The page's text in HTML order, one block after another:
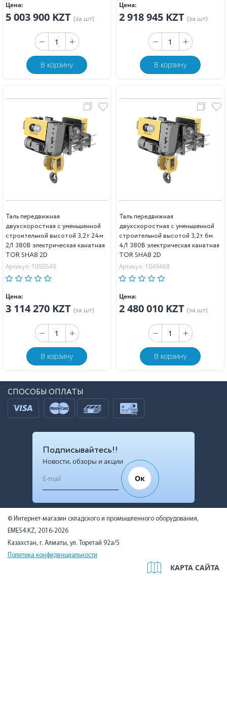
Цена:
5 003 900 KZT (за шт)
В корзину
Цена:
2 918 945 KZT (за шт)
В корзину
Таль передвижная
двухскоростная с уменьшенной
строительной высотой 3,2т 24м
2/1 380В электрическая канатная
TOR SHA8 2D
Артикул: 1050549
Цена:
3 114 270 KZT (за шт)
В корзину
Таль передвижная
двухскоростная с уменьшенной
строительной высотой 3,2т 6м
4/1 380В электрическая канатная
TOR SHA8 2D
Артикул: 1049468
Цена:
2 480 010 KZT (за шт)
В корзину
СПОСОБЫ ОПЛАТЫ
Подписывайтесь!!
Новости, обзоры и акции
Ок
© Интернет-магазин складского и промышленного оборудования,
EME54.KZ, 2016-2026
Казахстан, г. Алматы, ул. Торетай 92а/5
Политика конфиденциальности
КАРТА САЙТА